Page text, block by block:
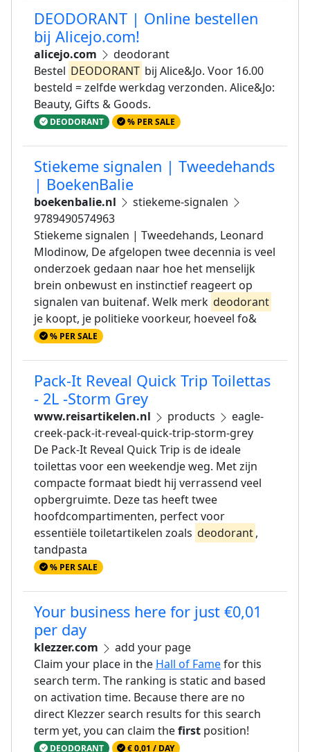
DEODORANT | Online bestellen
bij Alicejo.com!
alicejo.com
deodorant
Bestel DEODORANT bij Alice&Jo. Voor 16.00
besteld = zelfde werkdag verzonden. Alice&Jo:
Beauty, Gifts & Goods.
DEODORANT % PER SALE
Stiekeme signalen | Tweedehands
| BoekenBalie
boekenbalie.nl
stiekeme-signalen
9789490574963
Stiekeme signalen | Tweedehands, Leonard
Mlodinow, De afgelopen twee decennia is veel
onderzoek gedaan naar hoe het menselijk
brein onbewust en instinctief reageert op
signalen van buitenaf. Welk merk deodorant
je koopt, je politieke voorkeur, hoeveel fo&
% PER SALE
Pack-It Reveal Quick Trip Toilettas
- 2L -Storm Grey
www.reisartikelen.nl products
eagle-
creek-pack-it-reveal-quick-trip-storm-grey
De Pack-It Reveal Quick Trip is de ideale
toilettas voor een weekendje weg. Met zijn
compacte formaat biedt hij verrassend veel
opbergruimte. Deze tas heeft twee
hoofdcompartimenten, perfect voor
essentiële toiletartikelen zoals deodorant,
tandpasta
% PER SALE
Your business here for just €0,01
per day
klezzer.com
add your page
Claim your place in the Hall of Famefor this
search term. The ranking is static and based
on activation time. Because there are no
direct Klezzer search results for this search
term yet, you can claim thefirst position!
DEODORANT € 0,01 / DAY